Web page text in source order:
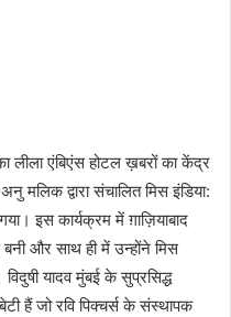
लीला एंबिएंस होटल ख़बरों का केंद्र
मलिक द्वारा संचालित मिस इंडिया:
इस कार्यक्रम में ग़ाज़ियाबाद
और साथ ही में उन्होंने मिस
यादव मुंबई के सुप्रसिद्ध
हैं जो रवि पिक्चर्स के संस्थापक